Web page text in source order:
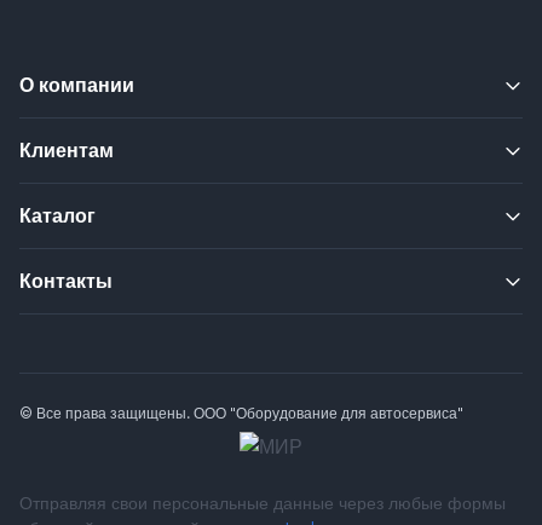
О компании
Клиентам
Каталог
Контакты
© Все права защищены. ООО "Оборудование для автосервиса"
Отправляя свои персональные данные через любые формы